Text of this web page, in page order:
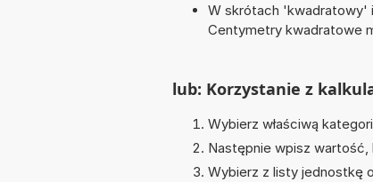
W skrótach 'kwadratowy'
Centymetry kwadratowe
lub: Korzystanie z
Wybierz właściwą
Następnie wpisz
Wybierz z listy jednostkę